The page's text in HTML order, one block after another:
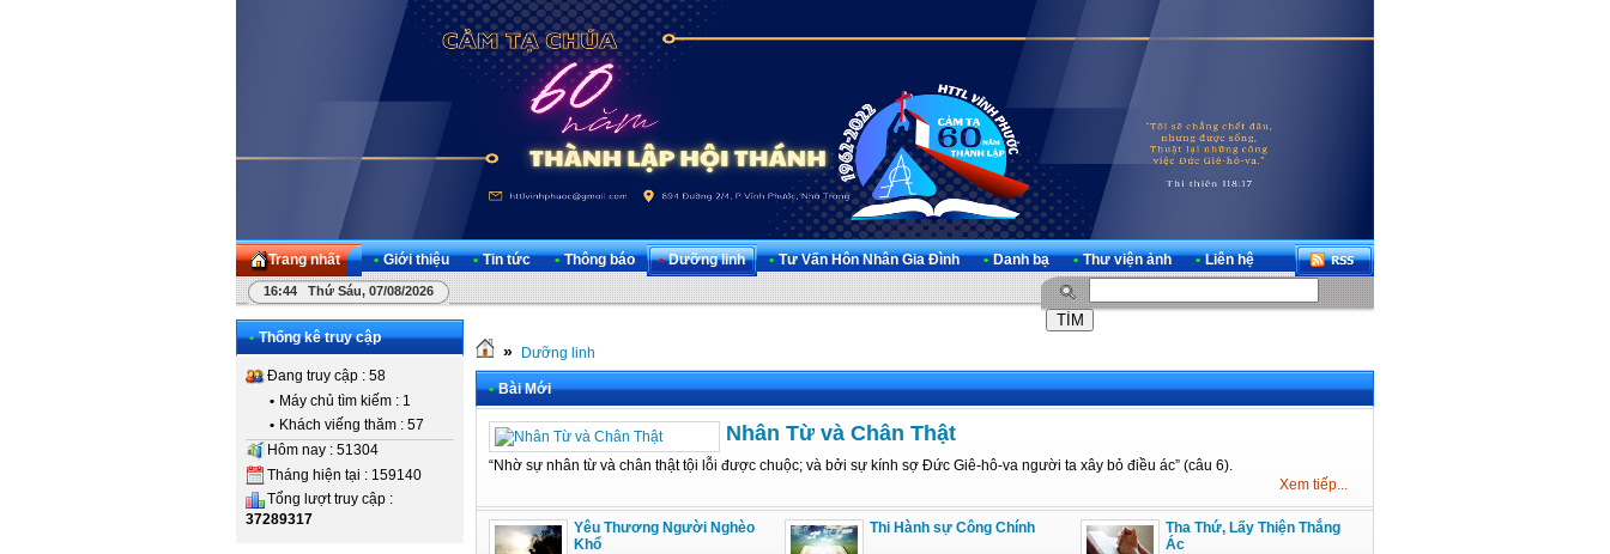
Trang nhất • Giới thiệu • Tin tức • Thông báo • Dưỡng linh • Tư Vấn Hôn Nhân Gia Đình • Danh bạ • Thư viện ảnh • Liên hệ
16:44 Thứ Sáu, 07/08/2026
• Thống kê truy cập
Đang truy cập : 58
• Máy chủ tìm kiếm : 1
• Khách viếng thăm : 57
Hôm nay : 51304
Tháng hiện tại : 159140
Tổng lượt truy cập :
37289317
» Dưỡng linh
• Bài Mới
Nhân Từ và Chân Thật
“Nhờ sự nhân từ và chân thật tội lỗi được chuộc; và bởi sự kính sợ Đức Giê-hô-va người ta xây bỏ điều ác” (câu 6).
Xem tiếp...
Yêu Thương Người Nghèo
Khổ
Thi Hành sự Công Chính
Tha Thứ, Lấy Thiện Thắng
Ác